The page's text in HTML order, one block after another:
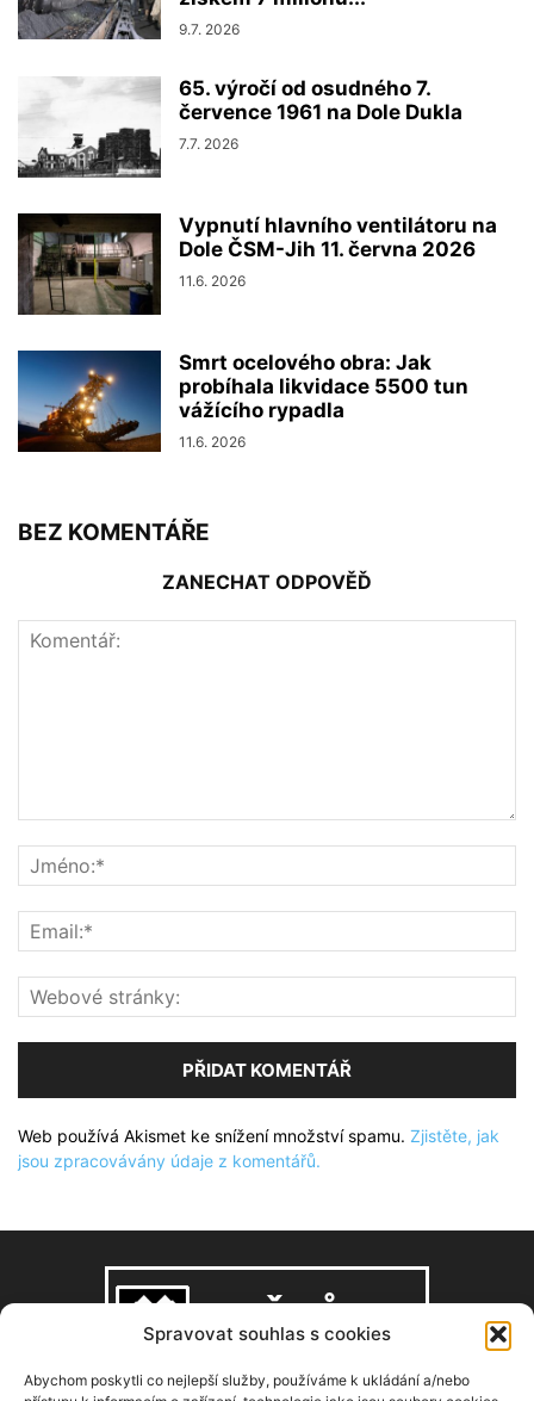
Spravovat souhlas s cookies
Abychom poskytli co nejlepší služby, používáme k ukládání a/nebo
9.7. 2026
65. výročí od osudného 7.
července 1961 na Dole Dukla
7.7. 2026
Vypnutí hlavního ventilátoru na
Dole ČSM-Jih 11. června 2026
11.6. 2026
Smrt ocelového obra: Jak
probíhala likvidace 5500 tun
vážícího rypadla
11.6. 2026
BEZ KOMENTÁŘE
ZANECHAT ODPOVĚĎ
Web používá Akismet ke snížení množství spamu. Zjistěte, jak
jsou zpracovávány údaje z komentářů.